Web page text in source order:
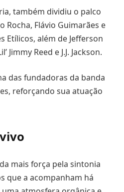
também dividiu o palco
Rocha, Flávio Guimarães e
Etílicos, além de Jefferson
Jimmy Reed e J.J. Jackson.
das fundadoras da banda
reforçando sua atuação
mais força pela sintonia
que a acompanham há